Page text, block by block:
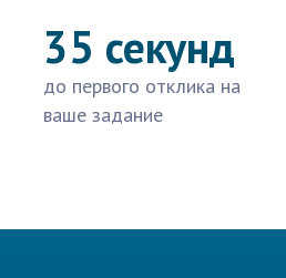
35 секунд
до первого отклика на
ваше задание